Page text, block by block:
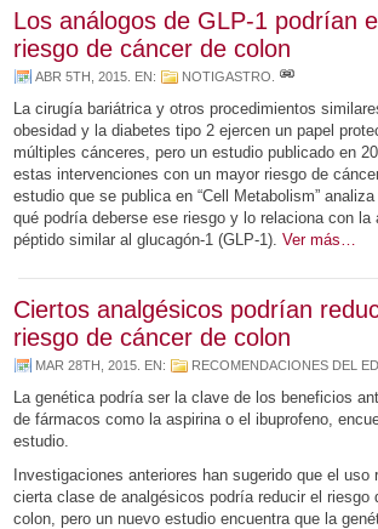
Los análogos de GLP-1 podrían
riesgo de cáncer de colon
ABR 5TH, 2015 . EN: NOTIGASTRO
La cirugía bariátrica y otros procedimientos
obesidad y la diabetes tipo 2 ejercen un papel
múltiples cánceres, pero un estudio publicado en
estas intervenciones con un mayor riesgo de
estudio que se publica en “Cell Metabolism”
qué podría deberse ese riesgo y lo relaciona con la
péptido similar al glucagón-1 (GLP-1). Ver más…
Ciertos analgésicos podrían
riesgo de cáncer de colon
MAR 28TH, 2015 . EN: RECOMENDACIONES DEL
La genética podría ser la clave de los beneficios
de fármacos como la aspirina o el ibuprofeno,
estudio.
Investigaciones anteriores han sugerido que el uso
cierta clase de analgésicos podría reducir el riesgo
colon, pero un nuevo estudio encuentra que la